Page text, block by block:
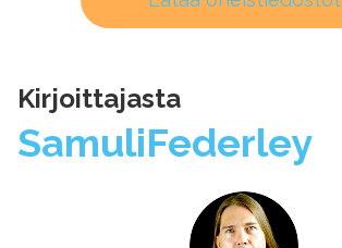
Kirjoittajasta
SamuliFederley